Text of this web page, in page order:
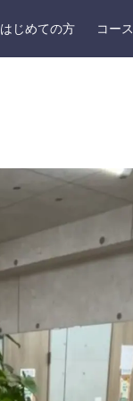
はじめての方 コース